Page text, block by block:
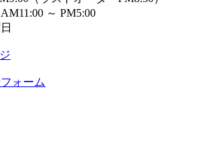
～ PM5:00
ォーム